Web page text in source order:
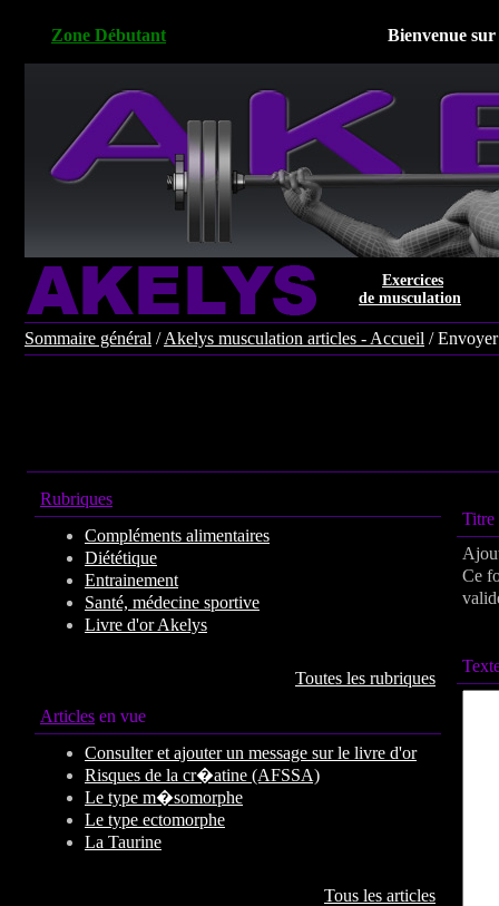
Zone Débutant Bienvenue
Exercices
de musculation
Sommaire général /Akelys musculation articles - Accueil /
Rubriques
Compléments alimentaires
Diététique
Entrainement
Santé, médecine sportive
Livre d'or Akelys
Toutes les rubriques
Articles en vue
Consulter et ajouter un message sur le livre d'or
Risques de la cr�atine (AFSSA)
Le type m�somorphe
Le type ectomorphe
La Taurine
Tous les articles
Titre
Ce